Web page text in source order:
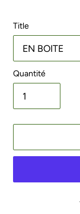
Title
Quantité